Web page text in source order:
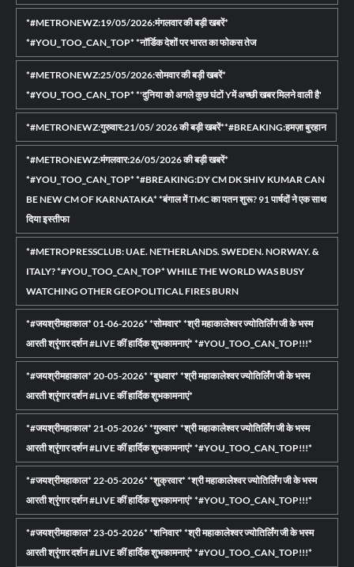
*#METRONEWZ:19/05/2026:मंगलवार की बड़ी खबरें*
*#YOU_TOO_CAN_TOP* *नॉर्डिक देशों पर भारत का फोकस तेज
*#METRONEWZ:25/05/2026:सोमवार की बड़ी खबरें*
*#YOU_TOO_CAN_TOP* *'दुनिया को अगले कुछ घंटों Yमें अच्छी खबर मिलने वाली है'
*#METRONEWZ:गुरुवार:21/05/ 2026 की बड़ी खबरें**#BREAKING:हमज़ा बुरहान
*#METRONEWZ:मंगलवार:26/05/2026 की बड़ी खबरें*
*#YOU_TOO_CAN_TOP* *#BREAKING:DY CM DK SHIV KUMAR CAN
BE NEW CM OF KARNATAKA* *बंगाल में TMC का पतन शुरू? 91 पार्षदों ने एक साथ
दिया इस्तीफा
*#METROPRESSCLUB: UAE. NETHERLANDS. SWEDEN. NORWAY. &
ITALY? *#YOU_TOO_CAN_TOP* WHILE THE WORLD WAS BUSY
WATCHING OTHER GEOPOLITICAL FIRES BURN
*#जयश्रीमहाकाल* 01-06-2026* *सोमवार* *श्री महाकालेश्वर ज्योतिर्लिंग जी के भस्म
आरती श्रृंगार दर्शन #LIVE कीं हार्दिक शुभकामनाएं* *#YOU_TOO_CAN_TOP!!!*
*#जयश्रीमहाकाल* 20-05-2026* *बुधवार* *श्री महाकालेश्वर ज्योतिर्लिंग जी के भस्म
आरती श्रृंगार दर्शन #LIVE कीं हार्दिक शुभकामनाएं*
*#जयश्रीमहाकाल* 21-05-2026* *गुरुवार* *श्री महाकालेश्वर ज्योतिर्लिंग जी के भस्म
आरती श्रृंगार दर्शन #LIVE कीं हार्दिक शुभकामनाएं* *#YOU_TOO_CAN_TOP!!!*
*#जयश्रीमहाकाल* 22-05-2026* *शुक्रवार* *श्री महाकालेश्वर ज्योतिर्लिंग जी के भस्म
आरती श्रृंगार दर्शन #LIVE कीं हार्दिक शुभकामनाएं* *#YOU_TOO_CAN_TOP!!!*
*#जयश्रीमहाकाल* 23-05-2026* *शनिवार* *श्री महाकालेश्वर ज्योतिर्लिंग जी के भस्म
आरती श्रृंगार दर्शन #LIVE कीं हार्दिक शुभकामनाएं* *#YOU_TOO_CAN_TOP!!!*